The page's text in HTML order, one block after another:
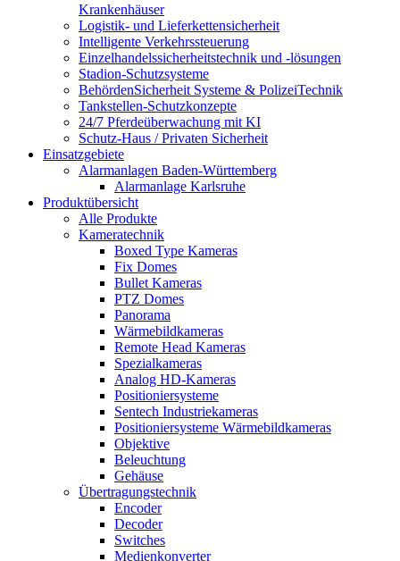
Krankenhäuser
Logistik- und Lieferkettensicherheit
Intelligente Verkehrssteuerung
Einzelhandelssicherheitstechnik und -lösungen
Stadion-Schutzsysteme
BehördenSicherheit Systeme & PolizeiTechnik
Tankstellen-Schutzkonzepte​
24/7 Pferdeüberwachung mit KI
Schutz-Haus / Privaten Sicherheit
Einsatzgebiete
Alarmanlagen Baden-Württemberg
Alarmanlage Karlsruhe
Produktübersicht
Alle Produkte
Kameratechnik
Boxed Type Kameras
Fix Domes
Bullet Kameras
PTZ Domes
Panorama
Wärmebildkameras
Remote Head Kameras
Spezialkameras
Analog HD-Kameras
Positioniersysteme
Sentech Industriekameras
Positioniersysteme Wärmebildkameras
Objektive
Beleuchtung
Gehäuse
Übertragungstechnik
Encoder
Decoder
Switches
Medienkonverter